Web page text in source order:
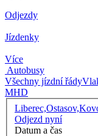
Odjezdy
Jízdenky
Více
Autobusy
Všechny jízdní řády
MHD
Odjezd nyní
Datum a čas